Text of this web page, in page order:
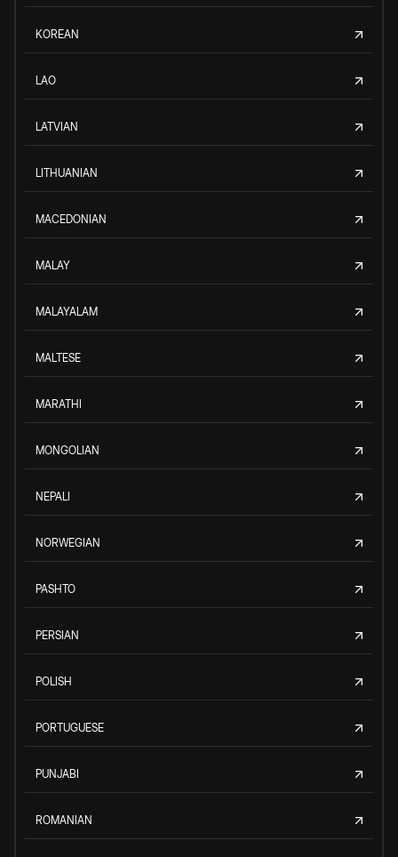
KOREAN
LAO
LATVIAN
LITHUANIAN
MACEDONIAN
MALAY
MALAYALAM
MALTESE
MARATHI
MONGOLIAN
NEPALI
NORWEGIAN
PASHTO
PERSIAN
POLISH
PORTUGUESE
PUNJABI
ROMANIAN